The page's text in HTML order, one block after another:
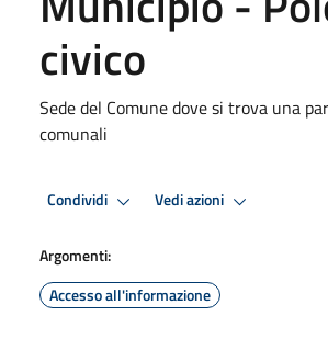
civico
Sede del Comune dove si trova una
comunali
Condividi Vedi azioni
Argomenti:
Accesso all'informazione